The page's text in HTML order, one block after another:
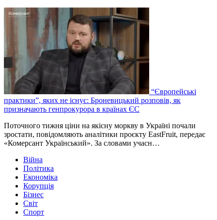
“Європейські
практики”, яких не існує: Броневицький розповів, як
призначають генпрокурора в країнах ЄС
Поточного тижня ціни на якісну моркву в Україні почали
зростати, повідомляють аналітики проєкту EastFruit, передає
«Комерсант Український». За словами учасн…
Війна
Політика
Економіка
Корупція
Бізнес
Світ
Спорт